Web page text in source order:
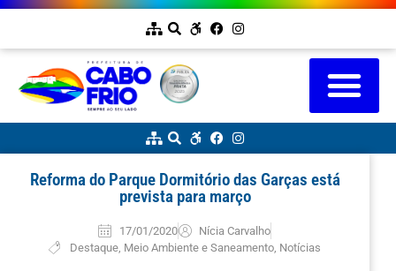
Reforma do Parque Dormitório das Garças está
prevista para março
17/01/2020
Nícia Carvalho
Destaque, Meio Ambiente e Saneamento, Notícias